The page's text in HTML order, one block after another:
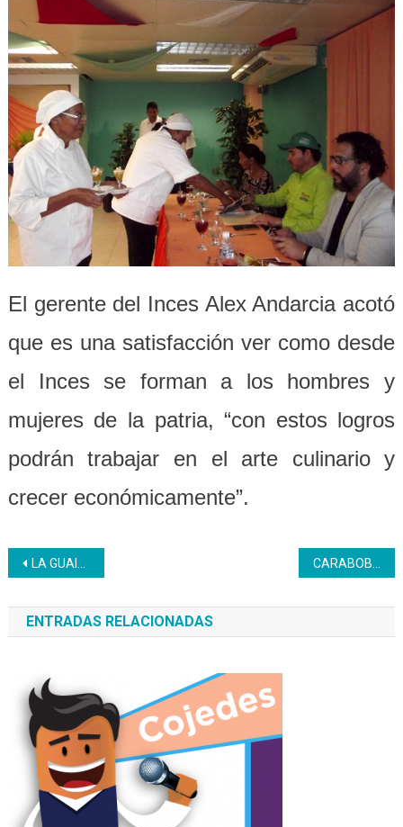
El gerente del Inces Alex Andarcia acotó
que es una satisfacción ver como desde
el Inces se forman a los hombres y
mujeres de la patria, “con estos logros
podrán trabajar en el arte culinario y
crecer económicamente”.
Navegación
de
entradas
LA GUAIRA | El Inces recorrerá todo el estado La Guaira para certificar saberes empíricos
ENTRADAS RELACIONADAS